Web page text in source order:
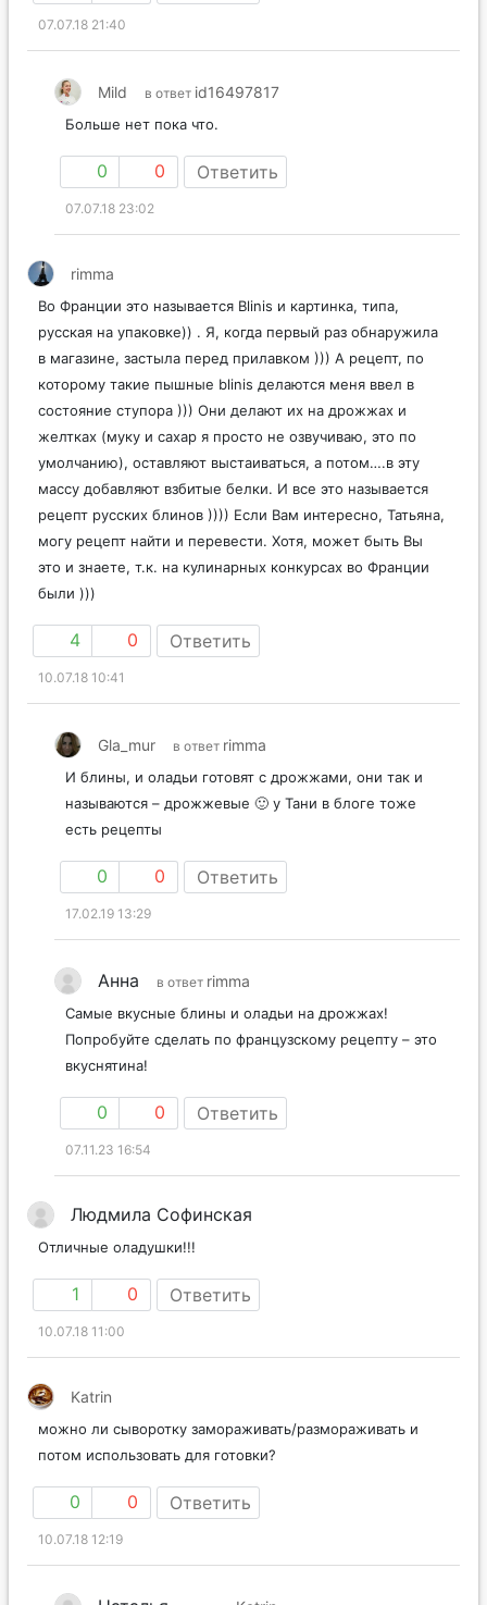
07.07.18 21:40
Mild в ответ id16497817
Больше нет пока что.
0 0 Ответить
07.07.18 23:02
rimma
Во Франции это называется Blinis и картинка, типа,
русская на упаковке)) . Я, когда первый раз обнаружила
в магазине, застыла перед прилавком ))) А рецепт, по
которому такие пышные blinis делаются меня ввел в
состояние ступора ))) Они делают их на дрожжах и
желтках (муку и сахар я просто не озвучиваю, это по
умолчанию), оставляют выстаиваться, а потом….в эту
массу добавляют взбитые белки. И все это называется
рецепт русских блинов )))) Если Вам интересно, Татьяна,
могу рецепт найти и перевести. Хотя, может быть Вы
это и знаете, т.к. на кулинарных конкурсах во Франции
были )))
4 0 Ответить
10.07.18 10:41
Gla_mur в ответ rimma
И блины, и оладьи готовят с дрожжами, они так и
называются – дрожжевые 🙂 у Тани в блоге тоже
есть рецепты
0 0 Ответить
17.02.19 13:29
Анна в ответ rimma
Самые вкусные блины и оладьи на дрожжах!
Попробуйте сделать по французскому рецепту – это
вкуснятина!
0 0 Ответить
07.11.23 16:54
Людмила Софинская
Отличные оладушки!!!
1 0 Ответить
10.07.18 11:00
Katrin
можно ли сыворотку замораживать/размораживать и
потом использовать для готовки?
0 0 Ответить
10.07.18 12:19